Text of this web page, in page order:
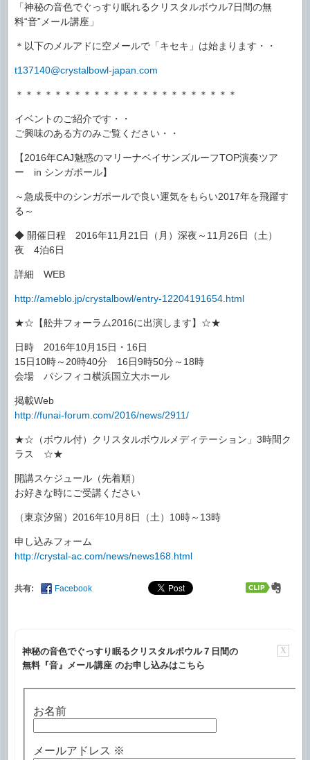
「神秘の音色でぐっすり眠れるクリスタルボウル7日間の無
料“音”メール講座」
＊以下のメルアドに空メールで「キセキ」は始まります・・
t137140@crystalbowl-japan.com
＊＊＊＊＊＊＊＊＊＊＊＊＊＊＊＊＊＊＊＊＊＊＊
イベントのご紹介です・・
ご興味のある方のみご覧ください・・
【2016年CAJ魅惑のマリーナベイサンズルーフTOP演奏ツア
ー in シンガポール】
～急成長中のシンガポールで良い運気をもらい2017年を飛躍す
る～
◆ 開催日程 2016年11月21日（月）深夜～11月26日（土）
夜 4泊6日
詳細 WEB
http://ameblo.jp/crystalbowl/entry-12204191654.html
★☆【舩井フォーラム2016に出演します】☆★
日時 2016年10月15日・16日
15日10時～20時40分 16日9時50分～18時
会場 パシフィコ横浜国立大ホール
掲載Web
http://funai-forum.com/2016/news/2911/
★☆（ボウル付）クリスタルボウルメディテーション」3時間ク
ラス ☆★
開講スケジュール（先着順）
お好きな時にご受講ください
（東京汐留）2016年10月8日（土）10時～13時
申し込みフォーム
http://crystal-ac.com/news/news168.html
共有: Facebook
X
神秘の音色でぐっすり眠るクリスタルボウル７日間の
無料『音』メール講座 のお申し込みはこちら
お名前
メールアドレス ※